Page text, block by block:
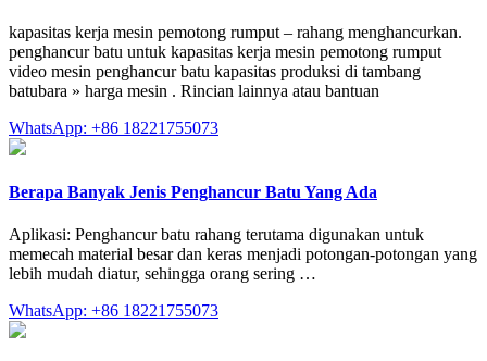
kapasitas kerja mesin pemotong rumput – rahang menghancurkan.
penghancur batu untuk kapasitas kerja mesin pemotong rumput
video mesin penghancur batu kapasitas produksi di tambang
batubara » harga mesin . Rincian lainnya atau bantuan
WhatsApp: +86 18221755073
Berapa Banyak Jenis Penghancur Batu Yang Ada
Aplikasi: Penghancur batu rahang terutama digunakan untuk
memecah material besar dan keras menjadi potongan-potongan yang
lebih mudah diatur, sehingga orang sering …
WhatsApp: +86 18221755073